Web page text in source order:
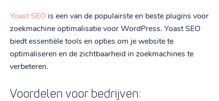
Yoast SEO is een van de populairste en beste plugins voor
zoekmachine optimalisatie voor WordPress. Yoast SEO
biedt essentiële tools en opties om je website te
optimaliseren en de zichtbaarheid in zoekmachines te
verbeteren.
Voordelen voor bedrijven: